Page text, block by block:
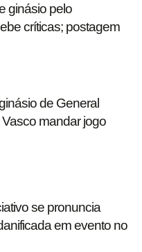
ginásio pelo
críticas; postagem
de General
mandar jogo
se pronuncia
em evento no